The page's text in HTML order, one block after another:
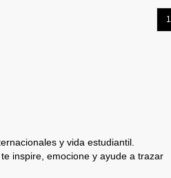
1
y vida estudiantil.
inspire, emocione y ayude a trazar